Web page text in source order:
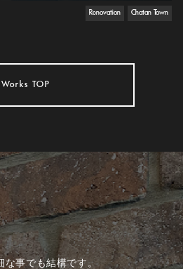
Renovation Chatan Town
Works TOP
な事でも結構です。